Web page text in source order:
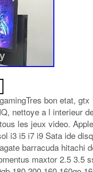
bon etat,
nettoye a l interieur
les jeux video.
i3 i5 i7 i9 Sata ide
barracuda hitachi
maxtor 2.5 3.5